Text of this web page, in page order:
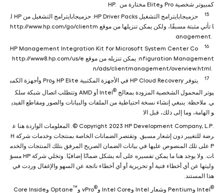
كمبيوتر شخصية Pro وElite مختارة من HP.
15
حزميجابايترامج التشغيل HP Driver Packs: حزميجابايترامج التشغيل من HP ل
ا تأتي مثبتة مسبقًا، ولكن يمكن تنزيلها من موقع http://www.hp.com/go/clientm
anagement.
16
HP Management Integration Kit for Microsoft System Center Co
nfiguration Management: يمكن تنزيله من موقع http://www8.hp.com/us/e
n/ads/clientmanagement/overview.html.
17
يتوفر HP Cloud Recovery في الأجهزة المكتبية HP Elite وPro وأجهزة الكمب
يوتر المحمول الشخصية المزودة بمعالج Intel ®
‎ أو AMD وتتطلب اتصال شبكة سلك
ي. ملاحظة: ينبغي إنشاء نسخة احتياطية من الملفات والبيانات والصور ومقاطع الفيدي
و الهامة، وما إلى ذلك، قبل الا
.Copyright 2023 HP Development Company, L.P ©. المعلومات الواردة هنا ع
رضة للتغيير دون إشعار مسبق. وتقتصر الضمانات الخاصة بمنتجات وخدمات شركة H
P على تلك المنصوص عليها في بيانات الضمان الصريح المرفق بتلك المنتجات والخدم
ات. ولا يوجد هنا ما يمكن تفسيره على أنه يشكل ضمانًا إضافيًا. وتخلي شركة HP مسؤ
وليتها عن أي أخطاء فنية أو تحريرية أو أي أخطاء ناتجة عن السهو والإغفال وردت في
هذا المستند.
Intel®
®
™
‎ وCore Inside